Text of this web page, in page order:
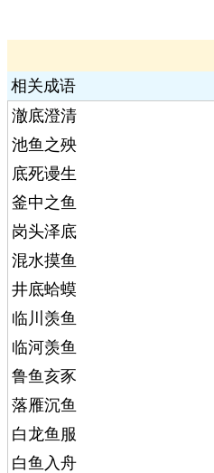
相关成语
澈底澄清
池鱼之殃
底死谩生
釜中之鱼
岗头泽底
混水摸鱼
井底蛤蟆
临川羡鱼
临河羡鱼
鲁鱼亥豕
落雁沉鱼
白龙鱼服
白鱼入舟